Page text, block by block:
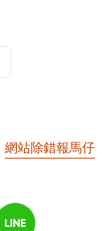
網站除錯報馬仔